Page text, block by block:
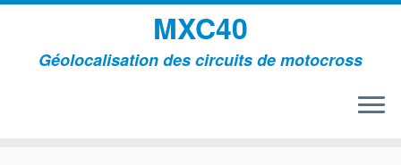
MXC40
Géolocalisation des circuits de motocross